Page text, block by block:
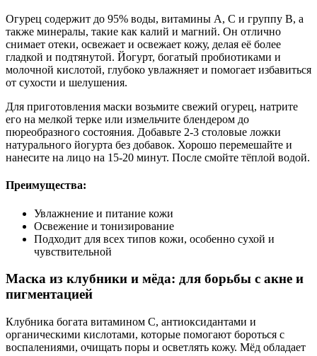
Огурец содержит до 95% воды, витамины A, C и группу B, а
также минералы, такие как калий и магний. Он отлично
снимает отеки, освежает и освежает кожу, делая её более
гладкой и подтянутой. Йогурт, богатый пробиотиками и
молочной кислотой, глубоко увлажняет и помогает избавиться
от сухости и шелушения.
Для приготовления маски возьмите свежий огурец, натрите
его на мелкой терке или измельчите блендером до
пюреобразного состояния. Добавьте 2-3 столовые ложки
натурального йогурта без добавок. Хорошо перемешайте и
нанесите на лицо на 15-20 минут. После смойте тёплой водой.
Преимущества:
Увлажнение и питание кожи
Освежение и тонизирование
Подходит для всех типов кожи, особенно сухой и
чувствительной
Маска из клубники и мёда: для борьбы с акне и
пигментацией
Клубника богата витамином C, антиоксидантами и
органическими кислотами, которые помогают бороться с
воспалениями, очищать поры и осветлять кожу. Мёд обладает